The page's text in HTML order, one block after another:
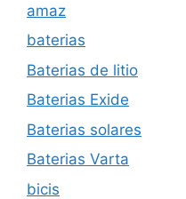
amaz
baterias
Baterias de litio
Baterias Exide
Baterias solares
Baterias Varta
bicis